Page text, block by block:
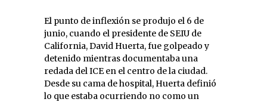
El punto de inflexión se produjo el 6 de
junio, cuando el presidente de SEIU de
California, David Huerta, fue golpeado y
detenido mientras documentaba una
redada del ICE en el centro de la ciudad.
Desde su cama de hospital, Huerta definió
lo que estaba ocurriendo no como un